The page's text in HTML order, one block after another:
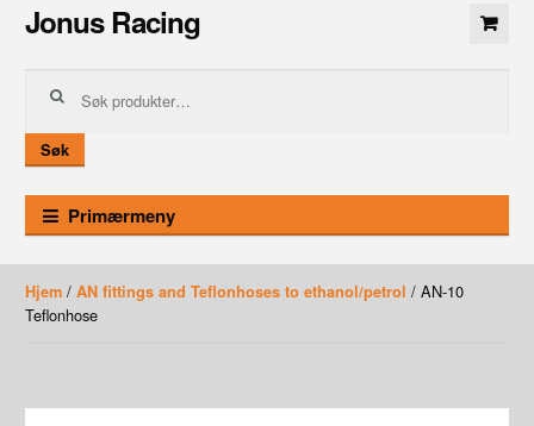
innhold
Jonus Racing
etter:
Søk
Primærmeny
Hjem/ AN fittings and Teflonhoses to ethanol/petrol / AN-10
Teflonhose